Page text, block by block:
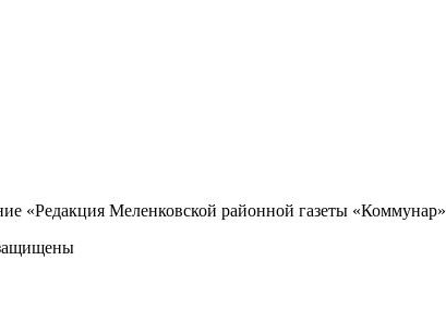
«Редакция Меленковской районной газеты «Коммунар»